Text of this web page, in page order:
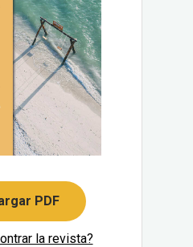
PDF
la revista?